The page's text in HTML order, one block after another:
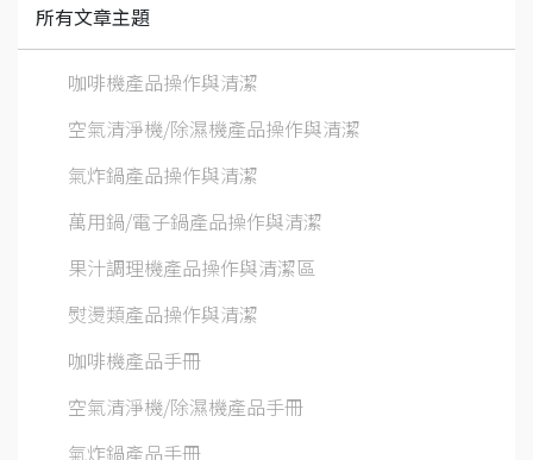
所有文章主題
咖啡機產品操作與清潔
空氣清淨機/除濕機產品操作與清潔
氣炸鍋產品操作與清潔
萬用鍋/電子鍋產品操作與清潔
果汁調理機產品操作與清潔區
熨燙類產品操作與清潔
咖啡機產品手冊
空氣清淨機/除濕機產品手冊
氣炸鍋產品手冊